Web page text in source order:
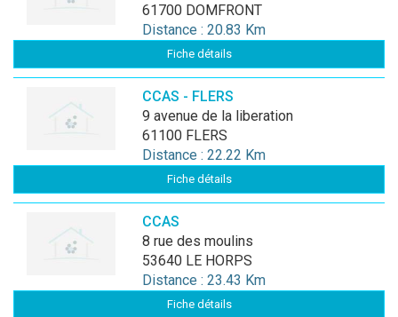
61700 DOMFRONT
Distance : 20.83 Km
Fiche détails
CCAS - FLERS
9 avenue de la liberation
61100 FLERS
Distance : 22.22 Km
Fiche détails
CCAS
8 rue des moulins
53640 LE HORPS
Distance : 23.43 Km
Fiche détails